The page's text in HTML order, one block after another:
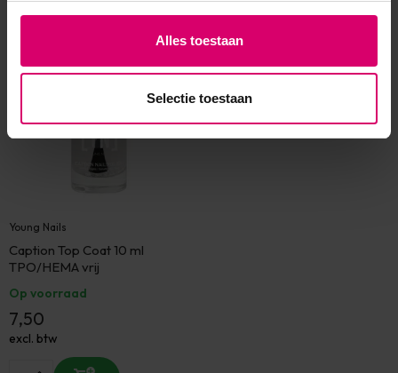
Alles toestaan
Selectie toestaan
Eerder bekeken
Young Nails
Caption Top Coat 10 ml
TPO/HEMA vrij
Op voorraad
7,50
excl. btw